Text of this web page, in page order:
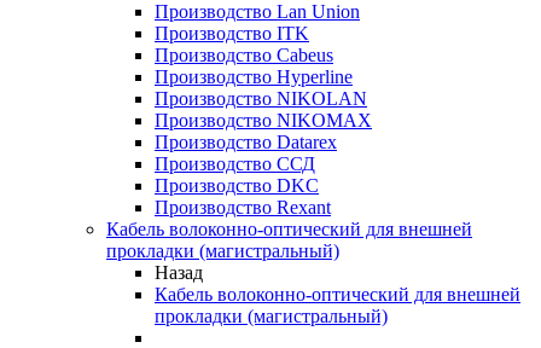
Производство Lan Union
Производство ITK
Производство Cabeus
Производство Hyperline
Производство NIKOLAN
Производство NIKOMAX
Производство Datarex
Производство ССД
Производство DKC
Производство Rexant
Кабель волоконно-оптический для внешней
прокладки (магистральный)
Назад
Кабель волоконно-оптический для внешней
прокладки (магистральный)